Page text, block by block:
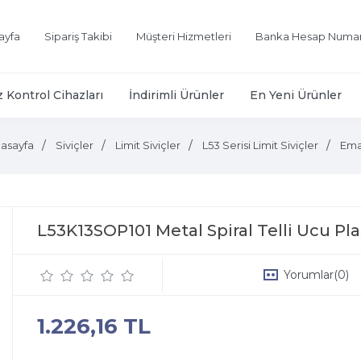
Sipariş Takibi Müşteri Hizmetleri Banka Hesap
Kontrol Cihazları İndirimli Ürünler En Yeni Ürünler
Siviçler Limit Siviçler L53 Serisi Limit Siviçler
L53K13SOP101 Metal Spiral Telli Ucu
Yorumlar(0)
1.226,16 TL